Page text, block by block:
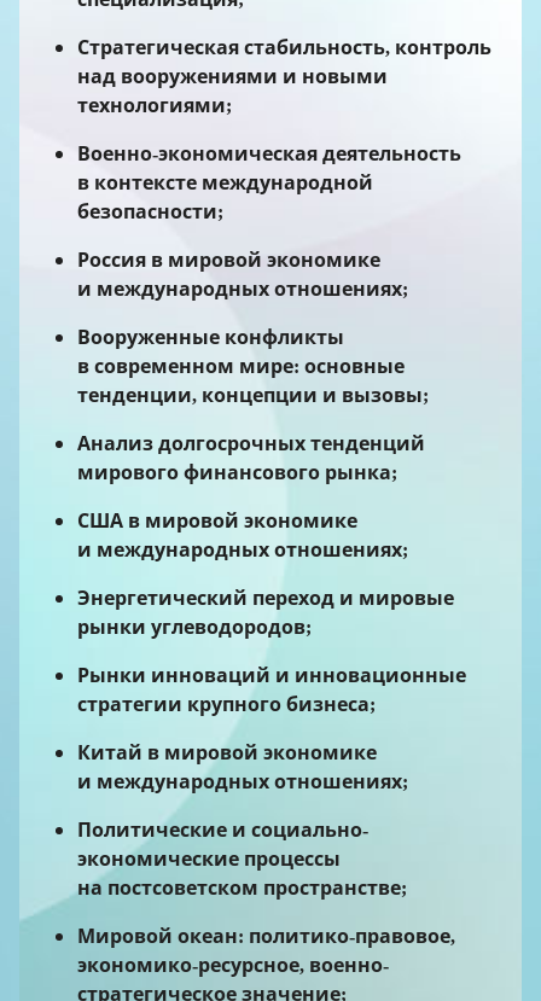
Стратегическая стабильность, контроль
над вооружениями и новыми
технологиями;
Военно-экономическая деятельность
в контексте международной
безопасности;
Россия в мировой экономике
и международных отношениях;
Вооруженные конфликты
в современном мире: основные
тенденции, концепции и вызовы;
Анализ долгосрочных тенденций
мирового финансового рынка;
США в мировой экономике
и международных отношениях;
Энергетический переход и мировые
рынки углеводородов;
Рынки инноваций и инновационные
стратегии крупного бизнеса;
Китай в мировой экономике
и международных отношениях;
Политические и социально-
экономические процессы
на постсоветском пространстве;
Мировой океан: политико-правовое,
экономико-ресурсное, военно-
стратегическое значение;